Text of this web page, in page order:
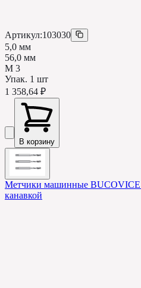
Артикул:103030
5,0 мм
56,0 мм
М 3
Упак. 1 шт
1 358,64 ₽
В корзину
Метчики машинные BUCOVICE
канавкой